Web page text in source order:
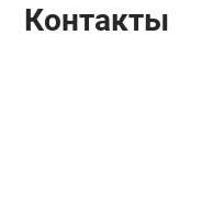
Контакты